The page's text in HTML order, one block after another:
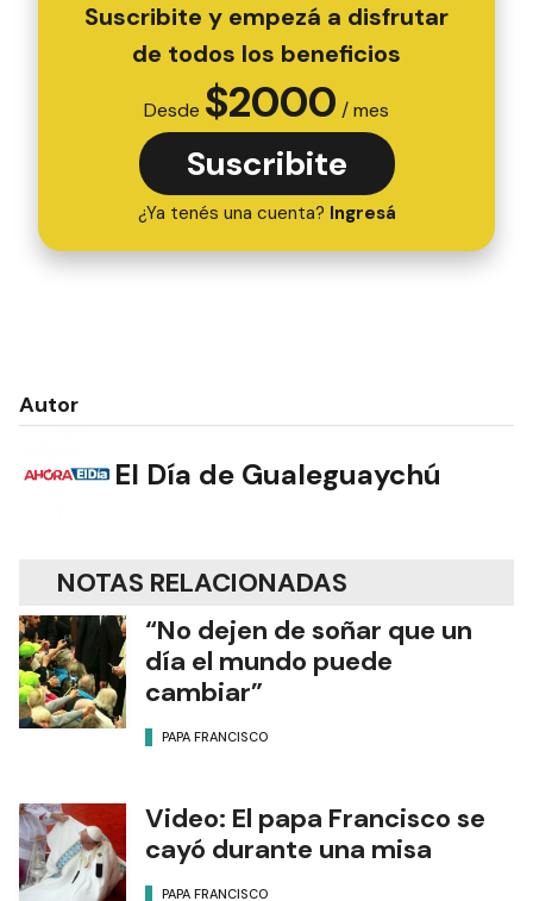
Suscribite y empezá a disfrutar
de todos los beneficios
Desde $2000 / mes
Suscribite
¿Ya tenés una cuenta? Ingresá
Autor
El Día de Gualeguaychú
NOTAS RELACIONADAS
“No dejen de soñar que un
día el mundo puede
cambiar”
PAPA FRANCISCO
Video: El papa Francisco se
cayó durante una misa
PAPA FRANCISCO